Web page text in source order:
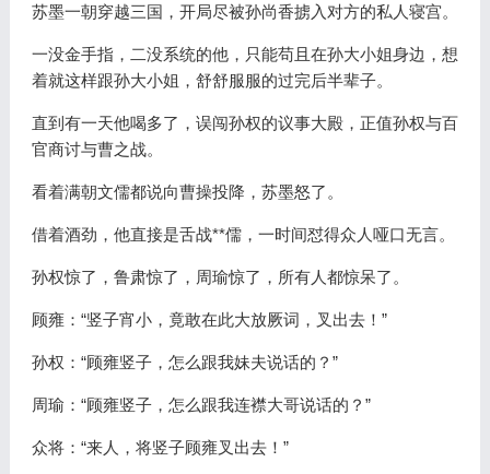
苏墨一朝穿越三国，开局尽被孙尚香掳入对方的私人寝宫。
一没金手指，二没系统的他，只能苟且在孙大小姐身边，想
着就这样跟孙大小姐，舒舒服服的过完后半辈子。
直到有一天他喝多了，误闯孙权的议事大殿，正值孙权与百
官商讨与曹之战。
看着满朝文儒都说向曹操投降，苏墨怒了。
借着酒劲，他直接是舌战**儒，一时间怼得众人哑口无言。
孙权惊了，鲁肃惊了，周瑜惊了，所有人都惊呆了。
顾雍：“竖子宵小，竟敢在此大放厥词，叉出去！”
孙权：“顾雍竖子，怎么跟我妹夫说话的？”
周瑜：“顾雍竖子，怎么跟我连襟大哥说话的？”
众将：“来人，将竖子顾雍叉出去！”